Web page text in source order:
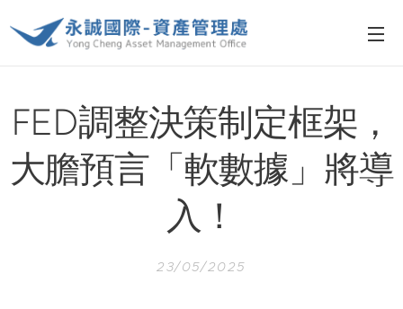
FED調整決策制定框架，
大膽預言「軟數據」將導
入！
23/05/2025